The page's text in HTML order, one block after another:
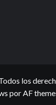
los
por AF